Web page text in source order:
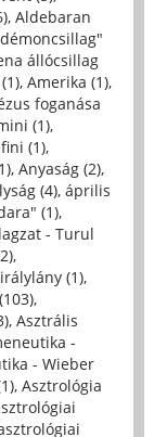
, Aldebaran
állócsillag
, Amerika (1),
foganása
(1),
(1),
, Anyaság (2),
(4), április
(1),
- Turul
,
(1),
,
, Asztrális
-
- Wieber
, Asztrológia